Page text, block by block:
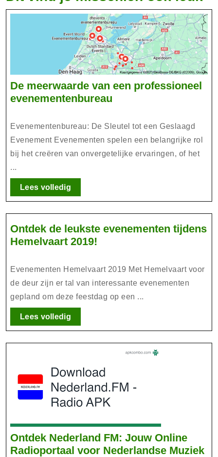
De meerwaarde van een professioneel
evenementenbureau
van
een
professioneel
evenementenbureau
Evenementenbureau: De Sleutel tot een Geslaagd
Evenement Evenementen spelen een belangrijke rol
bij het creëren van onvergetelijke ervaringen, of het
...
Lees volledigLees
volledig
Ontdek de leukste evenementen tijdens
Hemelvaart 2019!
leukste
evenementen
tijdens
Hemelvaart
Evenementen Hemelvaart 2019 Met Hemelvaart voor
de deur zijn er tal van interessante evenementen
gepland om deze feestdag op een ...
Lees volledigLees
volledig
Ontdek Nederland FM: Jouw Online
Radioportaal voor Nederlandse Muziek